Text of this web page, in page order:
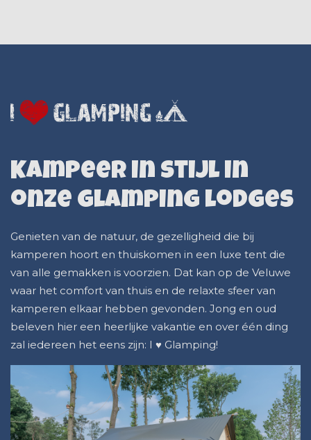
Kampeer in stijl in
onze glamping lodges
Genieten van de natuur, de gezelligheid die bij
kamperen hoort en thuiskomen in een luxe tent die
van alle gemakken is voorzien. Dat kan op de Veluwe
waar het comfort van thuis en de relaxte sfeer van
kamperen elkaar hebben gevonden. Jong en oud
beleven hier een heerlijke vakantie en over één ding
zal iedereen het eens zijn: I ♥ Glamping!